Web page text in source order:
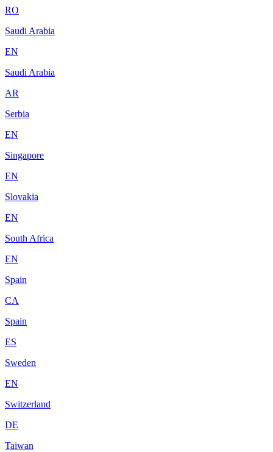
RO
Saudi Arabia
EN
Saudi Arabia
AR
Serbia
EN
Singapore
EN
Slovakia
EN
South Africa
EN
Spain
CA
Spain
ES
Sweden
EN
Switzerland
DE
Taiwan